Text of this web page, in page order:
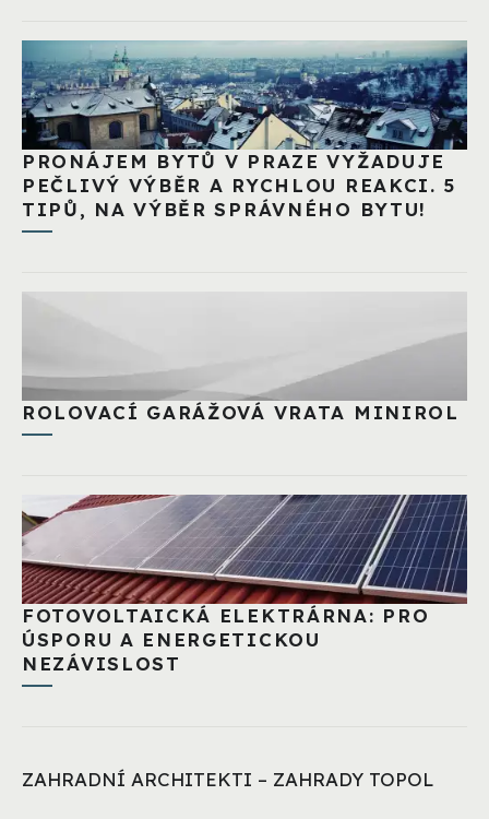
PRONÁJEM BYTŮ V PRAZE VYŽADUJE
PEČLIVÝ VÝBĚR A RYCHLOU REAKCI. 5
TIPŮ, NA VÝBĚR SPRÁVNÉHO BYTU!
ROLOVACÍ GARÁŽOVÁ VRATA MINIROL
FOTOVOLTAICKÁ ELEKTRÁRNA: PRO
ÚSPORU A ENERGETICKOU
NEZÁVISLOST
ZAHRADNÍ ARCHITEKTI – ZAHRADY TOPOL